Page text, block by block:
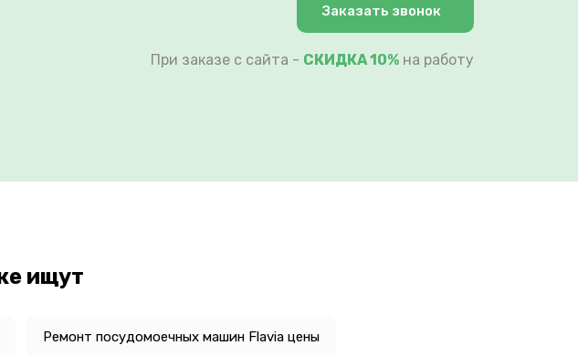
Заказать звонок
При заказе с сайта - СКИДКА 10% на работу
ищут
Ремонт посудомоечных машин Flavia цены